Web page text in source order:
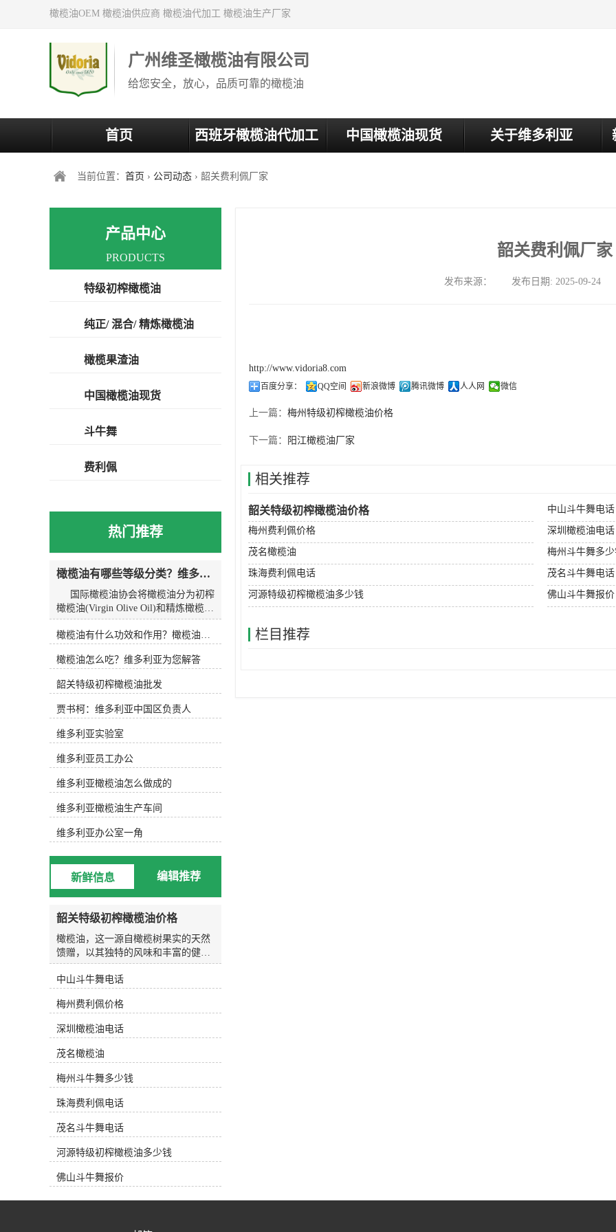
橄榄油OEM 橄榄油供应商 橄榄油代加工 橄榄油生产厂家
广州维圣橄榄油有限公司
给您安全，放心，品质可靠的橄榄油
首页 西班牙橄榄油代加工 中国橄榄油现货 关于维多利亚
当前位置： 首页 › 公司动态 › 韶关费利佩厂家
韶关费利佩厂家
发布来源： 发布日期: 2025-09-24
http://www.vidoria8.com
百度分享： QQ空间 新浪微博 腾讯微博 人人网 微信
上一篇： 梅州特级初榨橄榄油价格
下一篇： 阳江橄榄油厂家
相关推荐
韶关特级初榨橄榄油价格 中山斗牛舞电话
梅州费利佩价格 深圳橄榄油电话
茂名橄榄油 梅州斗牛舞多
珠海费利佩电话 茂名斗牛舞电话
河源特级初榨橄榄油多少钱 佛山斗牛舞报价
栏目推荐
产品中心
PRODUCTS
特级初榨橄榄油
纯正/ 混合/ 精炼橄榄油
橄榄果渣油
中国橄榄油现货
斗牛舞
费利佩
热门推荐
橄榄油有哪些等级分类？维多利亚为您解说
国际橄榄油协会将橄榄油分为初榨
橄榄油(Virgin Olive Oil)和精炼橄榄油
(Lampante Olive Oil或Refined Olive
Oil)两大类，五个级别。下面维多利
或称为天然橄榄油，是直接从新鲜的
橄榄果实中采取机械冷榨、经过过滤
等处理除去异物后得到的油脂。根据
酸度的不同可分为三个级别：特级初
榨橄榄油(Extra Virgin)：是较高级
别、质量较高的橄榄油，是纯天然产
品。口味良好，有淡雅怡人的植物芬
芳，酸度不超过1%。优良初榨橄榄油
2%，味道纯正、芳香。普通初榨橄榄
油(Ordinary Virgin)：口味与风味尚
可，酸度不超过3.3%。精炼橄榄油是
指酸度超过3.3%的初榨橄榄油精炼后
所得到的橄榄油，或成为“二次油”。
精炼橄榄油可分为两个级别：普通橄
榄油(Olive Oil)：精炼橄榄油与一定
比例的初榨橄榄油混合，以调和味道
与颜色，其酸度在1.5%以下，呈透明
的淡金黄色。(橄榄果渣油)精炼橄榄
杂质油(Refined Olive-Pomace Oil)：是
通过溶解法从油渣中提取并经过精炼
而得到的橄榄油。 市面上三大类橄榄
油 产地油 (Regional Oil)：指选用的橄
榄果出自一个国家某一个特定的种植
用的橄榄果品种和具体种植地。一些
及严格的加工方式获得欧盟原产地*
保护(PDO)。这类油风味口感特别，
果香浓郁，因此价格比较昂贵。通常
产地油都在橄榄油专卖店中销售，深
受中产阶级的爱戴。工业油 (Bulk
Oil)：在超市中销售的绝大多数都是
这类工业油的来源。他们从世界各主
勾兑混装。这类橄榄油在标签上没有
种植地，只标明灌瓶的产地。由于是
照统一的配方进行勾兑，因此工业油
一般口感比较划一，但因其价格低
橄榄油有什么功效和作用？橄榄油厂家告诉你
橄榄油怎么吃？维多利亚为您解答
韶关特级初榨橄榄油批发
贾书柯：维多利亚中国区负责人
维多利亚实验室
维多利亚员工办公
维多利亚橄榄油怎么做成的
维多利亚橄榄油生产车间
维多利亚办公室一角
新鲜信息 编辑推荐
韶关特级初榨橄榄油价格
橄榄油，这一源自橄榄树果实的天然
馈赠，以其独特的风味和丰富的健康
益处，逐渐成为现代家庭厨房中**的
一部分。在韶关，越来越多的消费者
格，希望能在日常饮食中融入这一健
康元素。今天，我们将带您深入了解
橄榄油的魅力，并探讨如何在韶关市
场上做出明智的选择。橄榄油的健康
之源橄榄油富含单不饱和脂肪酸，特
别是油酸，这种健康脂肪有助于调节
胆固醇水平，对心血管健康大有裨
益。此外，橄榄油中还含有丰富的维
分有助于抵抗自由基的损害，保护细
胞免受氧化压力，从而减缓衰老过
程，维护皮肤健康。无论是用于烹
饪、凉拌还是烘焙，橄榄油都能为食
物增添独特的风味和香气。其金黄的
色泽和醇厚的口感，使每一道菜肴都
油，不仅是对美味的追求，更是对健
中山斗牛舞电话
梅州费利佩价格
深圳橄榄油电话
茂名橄榄油
梅州斗牛舞多少钱
珠海费利佩电话
茂名斗牛舞电话
河源特级初榨橄榄油多少钱
佛山斗牛舞报价